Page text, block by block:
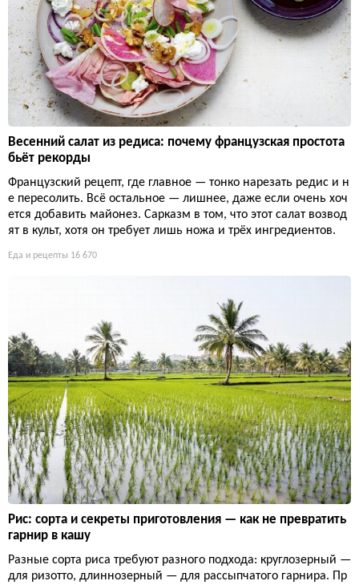
Весенний салат из редиса: почему французская простота
бьёт рекорды
Французский рецепт, где главное — тонко нарезать редис и н
е пересолить. Всё остальное — лишнее, даже если очень хоч
ется добавить майонез. Сарказм в том, что этот салат возвод
ят в культ, хотя он требует лишь ножа и трёх ингредиентов.
Еда и рецепты 16 670
Рис: сорта и секреты приготовления — как не превратить
гарнир в кашу
Разные сорта риса требуют разного подхода: круглозерный —
для ризотто, длиннозерный — для рассыпчатого гарнира. Пр